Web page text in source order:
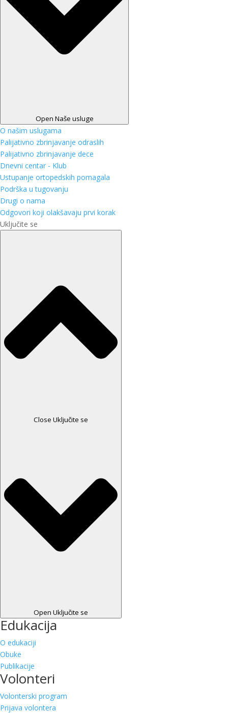
Open Naše usluge
O našim uslugama
Palijativno zbrinjavanje odraslih
Palijativno zbrinjavanje dece
Dnevni centar - Klub
Ustupanje ortopedskih pomagala
Podrška u tugovanju
Drugi o nama
Odgovori koji olakšavaju prvi korak
Uključite se
Close Uključite se
Open Uključite se
Edukacija
O edukaciji
Obuke
Publikacije
Volonteri
Volonterski program
Prijava volontera